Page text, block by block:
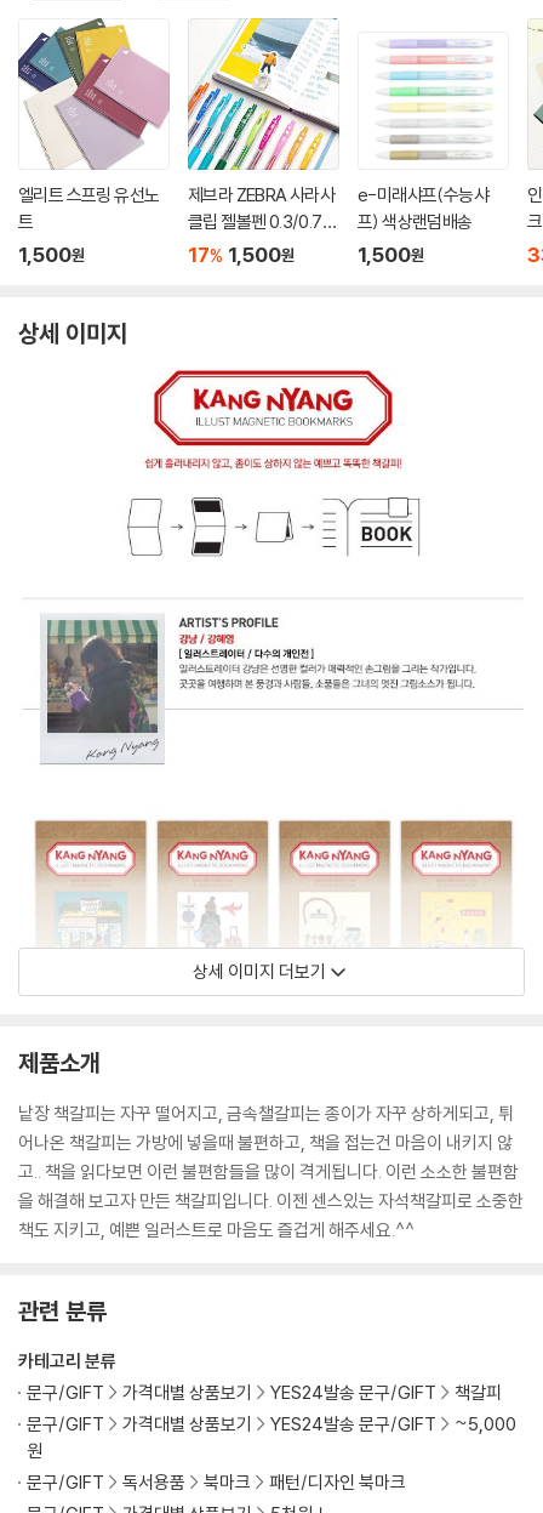
엘리트 스프링 유선노
트
1,500원
제브라 ZEBRA 사라사
클립 젤볼펜 0.3/0.7m
m
17% 1,500원
e-미래샤프(수능샤
프) 색상랜덤배송
1,500원
크
상세 이미지
상세 이미지 더보기
제품소개
낱장 책갈피는 자꾸 떨어지고, 금속챌갈피는 종이가 자꾸 상하게되고, 튀
어나온 책갈피는 가방에 넣을때 불편하고, 책을 접는건 마음이 내키지 않
고.. 책을 읽다보면 이런 불편함들을 많이 격게됩니다. 이런 소소한 불편함
을 해결해 보고자 만든 책갈피입니다. 이젠 센스있는 자석책갈피로 소중한
책도 지키고, 예쁜 일러스트로 마음도 즐겁게 해주세요.^^
관련 분류
카테고리 분류
문구/GIFT
가격대별 상품보기 YES24발송 문구/GIFT
책갈피
문구/GIFT
가격대별 상품보기 YES24발송 문구/GIFT
~5,000
원
문구/GIFT
독서용품 북마크
패턴/디자인 북마크